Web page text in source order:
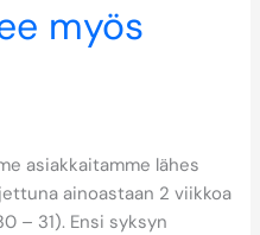
myös
asiakkaitamme lähes
ainoastaan 2 viikkoa
– 31). Ensi syksyn